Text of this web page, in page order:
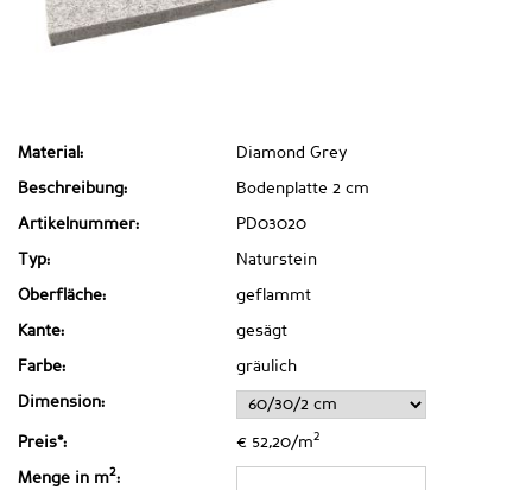
Material: Diamond Grey
Beschreibung: Bodenplatte 2 cm
Artikelnummer: PD03020
Typ: Naturstein
Oberfläche: geflammt
Kante: gesägt
Farbe: gräulich
Dimension:
Preis*: € 52,20/m2
Menge in m2: